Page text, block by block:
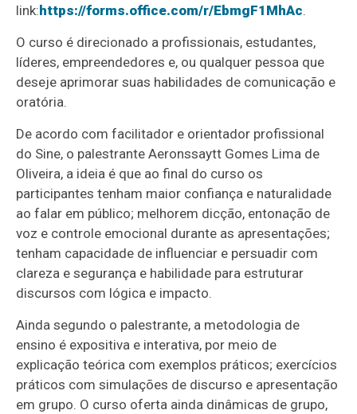
link: https://forms.office.com/r/EbmgF1MhAc.
O curso é direcionado a profissionais, estudantes,
líderes, empreendedores e, ou qualquer pessoa que
deseje aprimorar suas habilidades de comunicação e
oratória.
De acordo com facilitador e orientador profissional
do Sine, o palestrante Aeronssaytt Gomes Lima de
Oliveira, a ideia é que ao final do curso os
participantes tenham maior confiança e naturalidade
ao falar em público; melhorem dicção, entonação de
voz e controle emocional durante as apresentações;
tenham capacidade de influenciar e persuadir com
clareza e segurança e habilidade para estruturar
discursos com lógica e impacto.
Ainda segundo o palestrante, a metodologia de
ensino é expositiva e interativa, por meio de
explicação teórica com exemplos práticos; exercícios
práticos com simulações de discurso e apresentação
em grupo. O curso oferta ainda dinâmicas de grupo,